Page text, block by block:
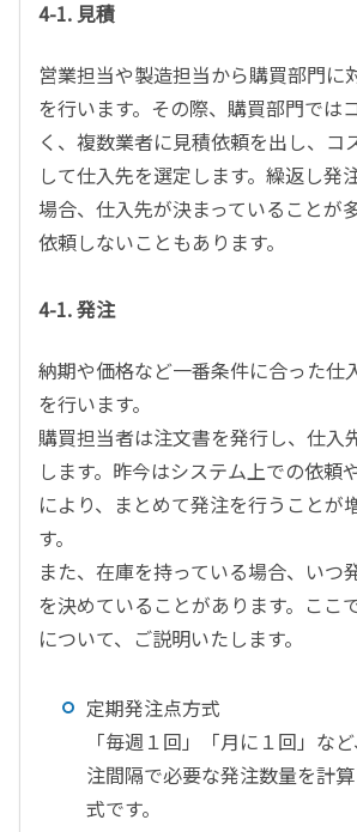
4-1. 見積
営業担当や製造担当から購買部門に
を行います。その際、購買部門では
く、複数業者に見積依頼を出し、コ
して仕入先を選定します。繰返し発
場合、仕入先が決まっていることが
依頼しないこともあります。
4-1. 発注
納期や価格など一番条件に合った仕
を行います。
購買担当者は注文書を発行し、仕入
します。昨今はシステム上での依頼
により、まとめて発注を行うことが
す。
また、在庫を持っている場合、いつ
を決めていることがあります。ここ
について、ご説明いたします。
定期発注点方式
「毎週１回」「月に１回」な
注間隔で必要な発注数量を計
式です。